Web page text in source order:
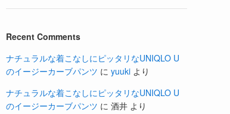
Recent Comments
ナチュラルな着こなしにピッタリなUNIQLO U
のイージーカーブパンツ に yuuki より
ナチュラルな着こなしにピッタリなUNIQLO U
のイージーカーブパンツ に 酒井 より